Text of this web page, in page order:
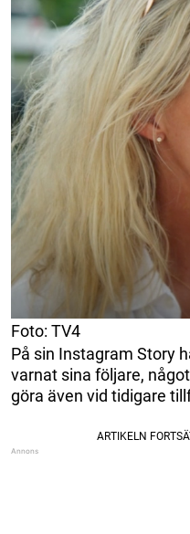
Foto: TV4
På sin Instagram Story
varnat sina följare,
göra även vid tidigare